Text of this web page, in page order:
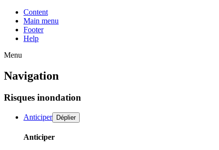
Content
Main menu
Footer
Help
Menu
Navigation
Risques inondation
Anticiper Déplier
Anticiper